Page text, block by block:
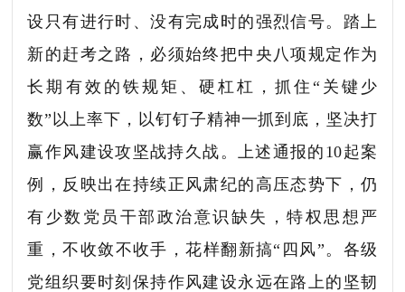
设只有进行时、没有完成时的强烈信号。踏上
新的赶考之路，必须始终把中央八项规定作为
长期有效的铁规矩、硬杠杠，抓住“关键少
数”以上率下，以钉钉子精神一抓到底，坚决打
赢作风建设攻坚战持久战。上述通报的10起案
例，反映出在持续正风肃纪的高压态势下，仍
有少数党员干部政治意识缺失，特权思想严
重，不收敛不收手，花样翻新搞“四风”。各级
党组织要时刻保持作风建设永远在路上的坚韧